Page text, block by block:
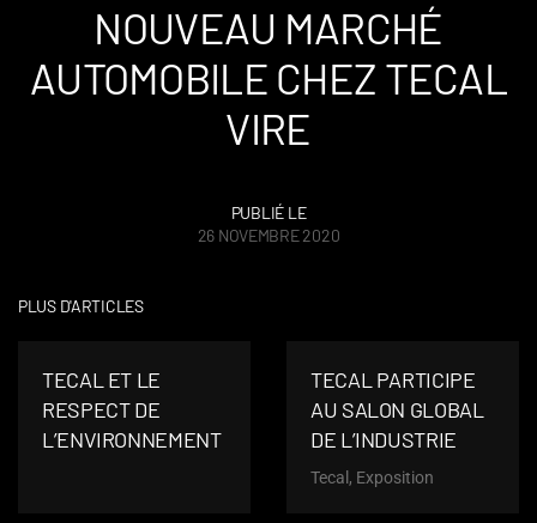
NOUVEAU MARCHÉ
AUTOMOBILE CHEZ TECAL
VIRE
PUBLIÉ LE
26 NOVEMBRE 2020
PLUS D'ARTICLES
TECAL ET LE
RESPECT DE
L’ENVIRONNEMENT
TECAL PARTICIPE
AU SALON GLOBAL
DE L’INDUSTRIE
Tecal, Exposition